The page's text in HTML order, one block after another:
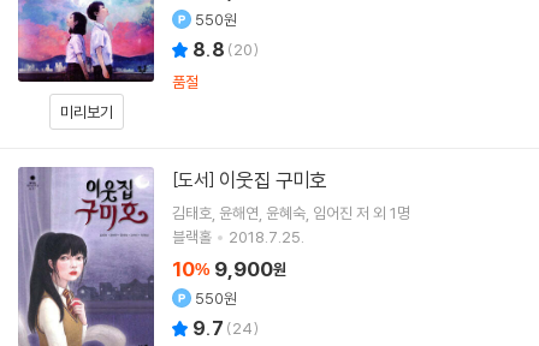
미리보기
550원
8.8 (20)
품절
[도서] 이웃집 구미호
김태호 윤해연 윤혜숙 임어진 저 외 1명
블랙홀
2018.7.25.
10% 9,900원
550원
9.7 (24)